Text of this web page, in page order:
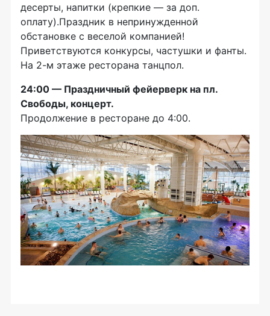
десерты, напитки (крепкие — за доп.
оплату).Праздник в непринужденной
обстановке с веселой компанией!
Приветствуются конкурсы, частушки и фанты.
На 2-м этаже ресторана танцпол.
24:00 — Праздничный фейерверк на пл.
Свободы, концерт.
Продолжение в ресторане до 4:00.